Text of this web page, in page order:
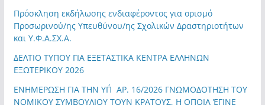
Πρόσκληση εκδήλωσης ενδιαφέροντος για ορισμό
Προσωρινού/ης Υπευθύνου/ης Σχολικών Δραστηριοτήτων
και Υ.Φ.Α.ΣΧ.Α.
ΔΕΛΤΙΟ ΤΥΠΟΥ ΓΙΑ ΕΞΕΤΑΣΤΙΚΑ ΚΕΝΤΡΑ ΕΛΛΗΝΩΝ
ΕΞΩΤΕΡΙΚΟΥ 2026
ΕΝΗΜΕΡΩΣΗ ΓΙΑ ΤΗΝ ΥΠ΄ΑΡ. 16/2026 ΓΝΩΜΟΔΟΤΗΣΗ ΤΟΥ
ΝΟΜΙΚΟΥ ΣΥΜΒΟΥΛΙΟΥ ΤΟΥΝ ΚΡΑΤΟΥΣ, Η ΟΠΟΙΑ ΈΓΙΝΕ